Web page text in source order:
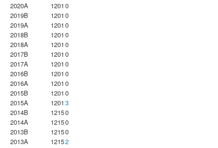
2020A
1201 0
2019B
1201 0
2019A
1201 0
2018B
1201 0
2018A
1201 0
2017B
1201 0
2017A
1201 0
2016B
1201 0
2016A
1201 0
2015B
1201 0
2015A
1201 3
2014B
12150
2014A
12150
2013B
12150
2013A
12152